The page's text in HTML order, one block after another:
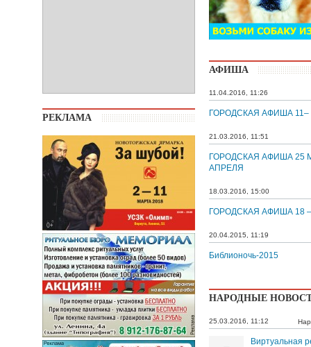
РЕКЛАМА
АФИША
11.04.2016, 11:26
ГОРОДСКАЯ АФИША 11–
21.03.2016, 11:51
ГОРОДСКАЯ АФИША 25
АПРЕЛЯ
18.03.2016, 15:00
ГОРОДСКАЯ АФИША 18
20.04.2015, 11:19
Библионочь-2015
НАРОДНЫЕ
25.03.2016, 11:12
Виртуальная